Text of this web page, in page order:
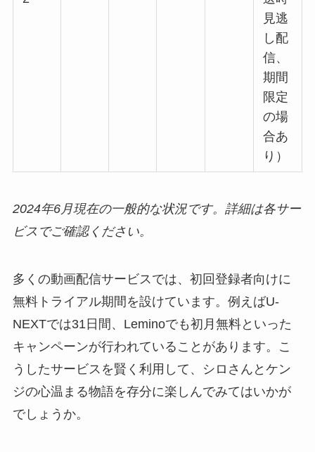
見逃
し配
信、
期間
限定
の場
合あ
り）
2024年6月現在の一般的な状況です。詳細は各サー
ビスでご確認ください。
多くの動画配信サービスでは、初回登録者向けに
無料トライアル期間を設けています。例えばU-
NEXTでは31日間、Leminoでも初月無料といった
キャンペーンが行われていることがあります。こ
うしたサービスを賢く利用して、シロさんとケン
ジの心温まる物語を存分に楽しんでみてはいかが
でしょうか。